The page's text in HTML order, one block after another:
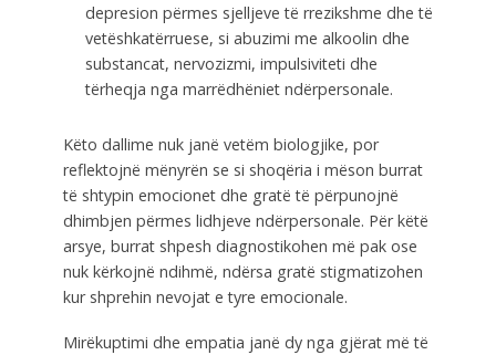
depresion përmes sjelljeve të rrezikshme dhe të
vetëshkatërruese, si abuzimi me alkoolin dhe
substancat, nervozizmi, impulsiviteti dhe
tërheqja nga marrëdhëniet ndërpersonale.
Këto dallime nuk janë vetëm biologjike, por
reflektojnë mënyrën se si shoqëria i mëson burrat
të shtypin emocionet dhe gratë të përpunojnë
dhimbjen përmes lidhjeve ndërpersonale. Për këtë
arsye, burrat shpesh diagnostikohen më pak ose
nuk kërkojnë ndihmë, ndërsa gratë stigmatizohen
kur shprehin nevojat e tyre emocionale.
Mirëkuptimi dhe empatia janë dy nga gjërat më të